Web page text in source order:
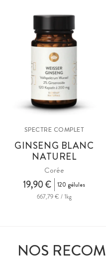
SPECTRE COMPLET
GINSENG BLANC
NATUREL
Corée
19,90 €
120 gélules
667,79 € / 1kg
NOS